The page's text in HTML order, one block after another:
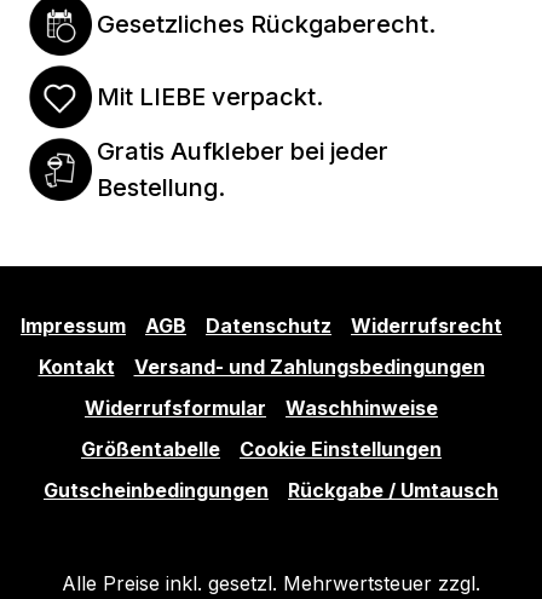
Gesetzliches Rückgaberecht.
Mit LIEBE verpackt.
Gratis Aufkleber bei jeder
Bestellung.
Impressum AGB Datenschutz
Widerrufsrecht
Kontakt
Versand- und Zahlungsbedingungen
Widerrufsformular
Waschhinweise
Größentabelle
Cookie Einstellungen
Gutscheinbedingungen
Rückgabe / Umtausch
Alle Preise inkl. gesetzl. Mehrwertsteuer zzgl.